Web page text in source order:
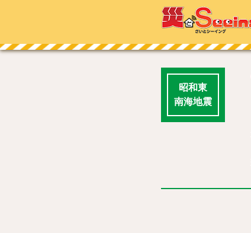
昭和東
南海地震